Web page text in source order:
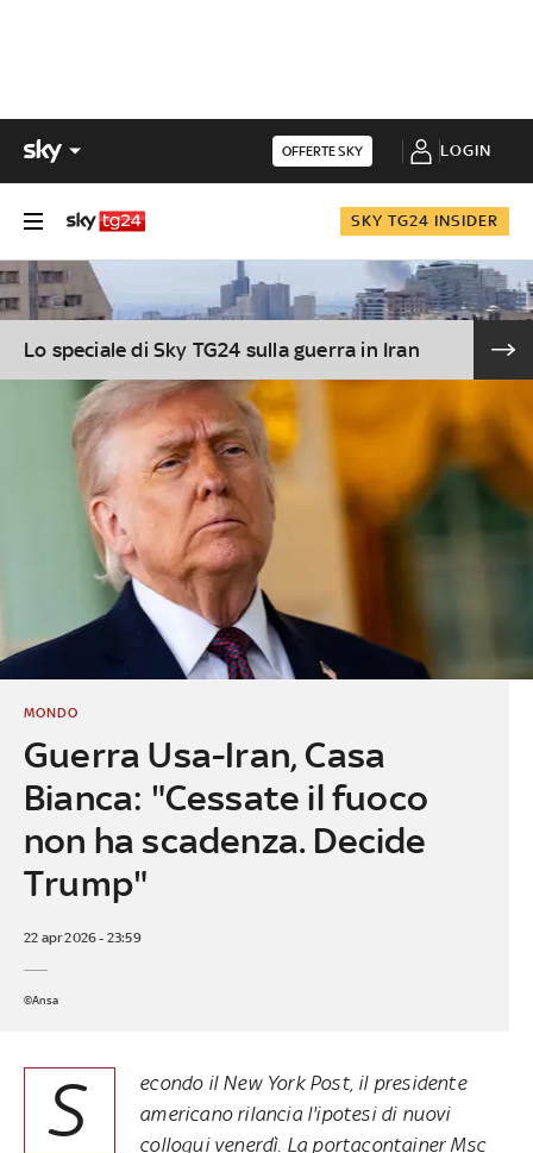
OFFERTE SKY LOGIN
SKY TG24 INSIDER
Lo speciale di Sky TG24 sulla guerra in Iran
Guerra Usa-Iran, Casa
Bianca: "Cessate il fuoco
non ha scadenza. Decide
Trump"
MONDO
22 apr 2026 - 23:59
©Ansa
S
econdo il New York Post, il presidente
americano rilancia l'ipotesi di nuovi
colloqui venerdì. La portacontainer Msc